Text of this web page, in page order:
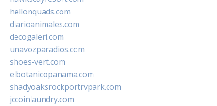
hellonquads.com
diarioanimales.com
decogaleri.com
unavozparadios.com
shoes-vert.com
elbotanicopanama.com
shadyoaksrockportrvpark.com
jccoinlaundry.com